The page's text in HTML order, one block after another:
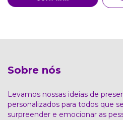
Sobre nós
Levamos nossas ideias de
personalizados para todos que
surpreender e emocionar as